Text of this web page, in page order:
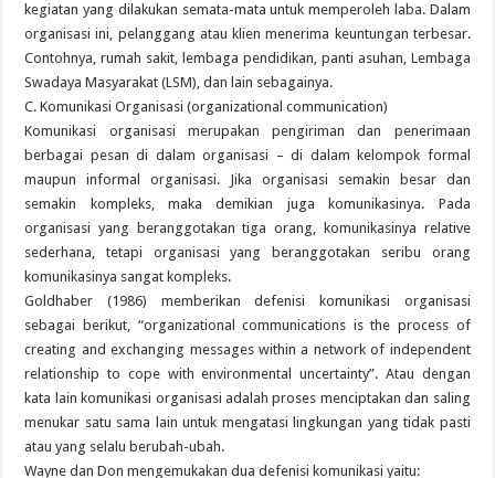
kegiatan yang dilakukan semata-mata untuk memperoleh laba. Dalam
organisasi ini, pelanggang atau klien menerima keuntungan terbesar.
Contohnya, rumah sakit, lembaga pendidikan, panti asuhan, Lembaga
Swadaya Masyarakat (LSM), dan lain sebagainya.
C. Komunikasi Organisasi (organizational communication)
Komunikasi organisasi merupakan pengiriman dan penerimaan
berbagai pesan di dalam organisasi – di dalam kelompok formal
maupun informal organisasi. Jika organisasi semakin besar dan
semakin kompleks, maka demikian juga komunikasinya. Pada
organisasi yang beranggotakan tiga orang, komunikasinya relative
sederhana, tetapi organisasi yang beranggotakan seribu orang
komunikasinya sangat kompleks.
Goldhaber (1986) memberikan defenisi komunikasi organisasi
sebagai berikut, “organizational communications is the process of
creating and exchanging messages within a network of independent
relationship to cope with environmental uncertainty”. Atau dengan
kata lain komunikasi organisasi adalah proses menciptakan dan saling
menukar satu sama lain untuk mengatasi lingkungan yang tidak pasti
atau yang selalu berubah-ubah.
Wayne dan Don mengemukakan dua defenisi komunikasi yaitu: